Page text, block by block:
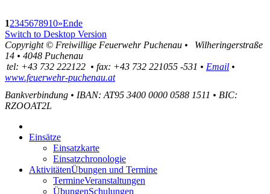
12345678910»Ende
Switch to Desktop Version
Copyright © Freiwillige Feuerwehr Puchenau •
Wilheringerstraße
14 • 4048 Puchenau
tel: +43 732 222122 • fax: +43 732 221055 -531 • Email •
www.feuerwehr-puchenau.at
Bankverbindung • IBAN: AT95 3400 0000 0588 1511 • BIC:
RZOOAT2L
Einsätze
Einsatzkarte
Einsatzchronologie
AktivitätenÜbungen und Termine
TermineVeranstaltungen
ÜbungenSchulungen